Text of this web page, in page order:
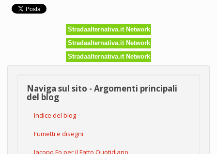
Stradaalternativa.it Network
Stradaalternativa.it Network
Stradaalternativa.it Network
Naviga sul sito - Argomenti principali
del blog
Indice del blog
Fumetti e disegni
Jacopo Fo per il Fatto Quotidiano